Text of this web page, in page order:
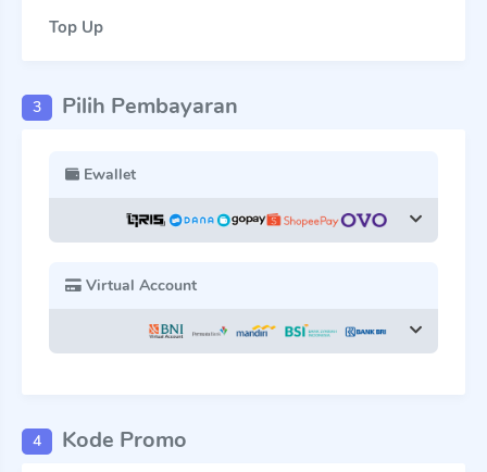
Top Up
3 Pilih Pembayaran
Ewallet
Virtual Account
4 Kode Promo